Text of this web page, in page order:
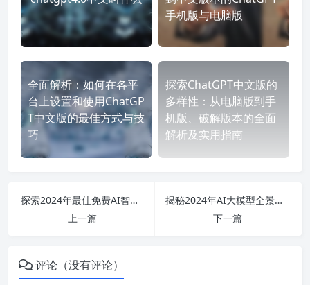
手机版与电脑版
全面解析：如何在各平
台上设置和使用ChatGP
T中文版的最佳方式与技
巧
探索ChatGPT中文版的
多样性：从电脑版到手
机版、破解版本的全面
解析及实用指南
探索2024年最佳免费AI智能写作软件，助你轻松生成高质量内容！
上一篇
揭秘2024年AI大模型全景：技术、应用及行业龙头股全面分析
下一篇
评论（没有评论）